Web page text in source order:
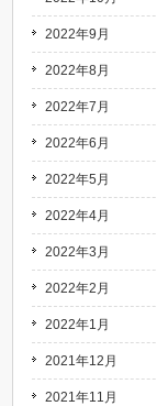
2022年9月
2022年8月
2022年7月
2022年6月
2022年5月
2022年4月
2022年3月
2022年2月
2022年1月
2021年12月
2021年11月